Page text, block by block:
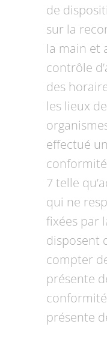
de
sur la
la main et
contrôle
des
les lieux
effectué
7 telle
qui ne
fixées par
disposent
compter
présente
présente